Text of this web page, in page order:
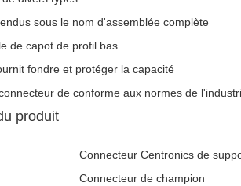
sous le nom d'assemblée complète
de capot de profil bas
fondre et protéger la capacité
de conforme aux normes de
produit
Connecteur Centronics de
Connecteur de champion